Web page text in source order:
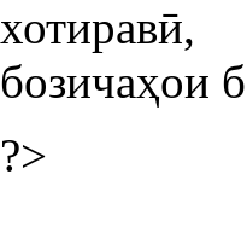
бозичаҳои
?>